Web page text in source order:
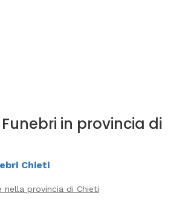
in provincia di
Chieti
nella provincia di Chieti